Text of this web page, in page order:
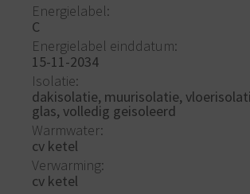
Energielabel
C
Energielabel einddatum
15-11-2034
Isolatie
dakisolatie, muurisolatie,
glas, volledig geisoleerd
Warmwater
cv ketel
Verwarming
cv ketel